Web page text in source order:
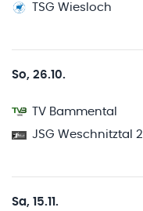
TSG Wiesloch
So, 26.10.
TV Bammental
JSG Weschnitztal 2
Sa, 15.11.